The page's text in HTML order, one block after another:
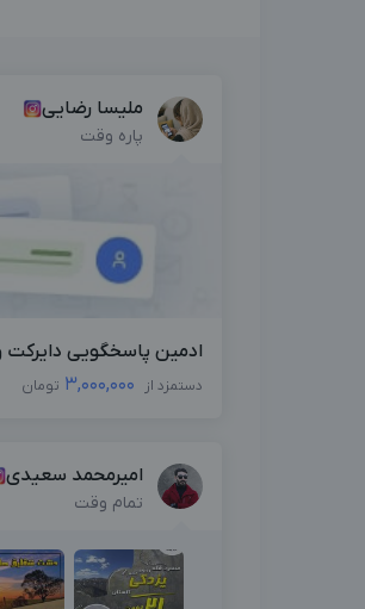
ملیسا رضایی
پاره وقت
ادمین پاسخگویی
دستمزد از 3,000,000 تومان
امیرمحمد سعیدی
تمام وقت